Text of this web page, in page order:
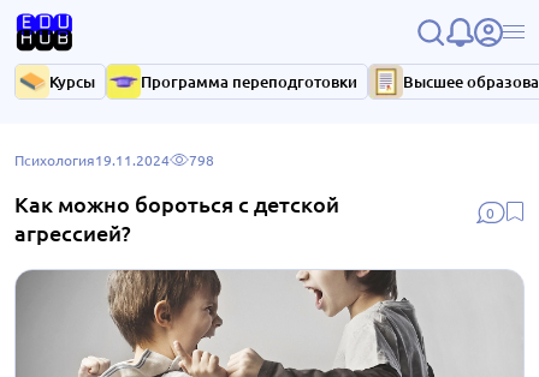
Курсы Программа переподготовки Высшее
0
Психология19.11.2024 798
Как можно бороться с детской
агрессией?